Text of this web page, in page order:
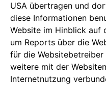
USA übertragen und
diese Informationen
Website im Hinblick auf
um Reports über die
für die Websitebetreiber
weitere mit der
Internetnutzung